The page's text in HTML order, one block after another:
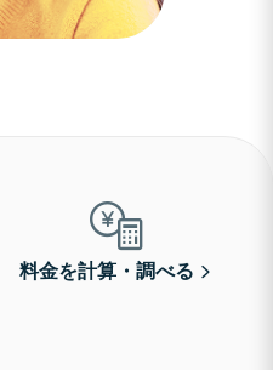
料金を計算・調べる